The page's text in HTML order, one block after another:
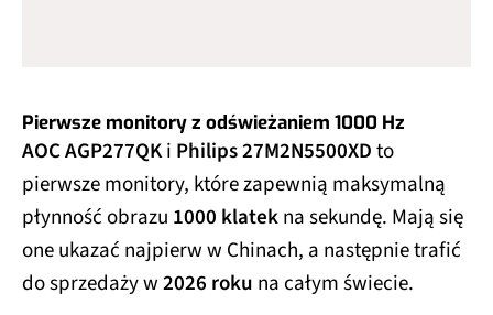
Pierwsze monitoryz odświeżaniem 1000 Hz
AOC AGP277QKi Philips 27M2N5500XDto
pierwsze monitory, które zapewnią maksymalną
płynność obrazu 1000 klatekna sekundę. Mają się
one ukazać najpierw w Chinach, a następnie trafić
do sprzedaży w2026 roku na całym świecie.